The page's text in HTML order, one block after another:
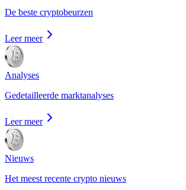
De beste cryptobeurzen
Leer meer
Analyses
Gedetailleerde marktanalyses
Leer meer
Nieuws
Het meest recente crypto nieuws